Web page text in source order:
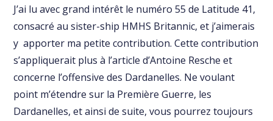
J’ai lu avec grand intérêt le numéro 55 de Latitude 41,
consacré au sister-ship HMHS Britannic, et j’aimerais
y apporter ma petite contribution. Cette contribution
s’appliquerait plus à l’article d’Antoine Resche et
concerne l’offensive des Dardanelles. Ne voulant
point m’étendre sur la Première Guerre, les
Dardanelles, et ainsi de suite, vous pourrez toujours